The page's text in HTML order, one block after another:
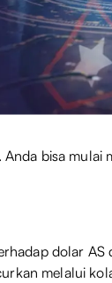
. Anda bisa mulai
dolar
melalui